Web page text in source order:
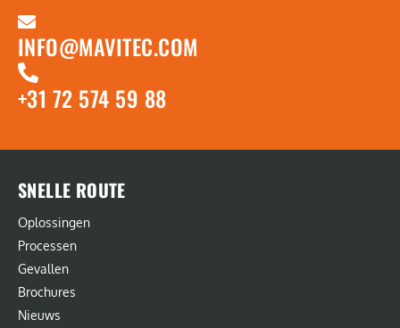
INFO@MAVITEC.COM
+31 72 574 59 88
SNELLE ROUTE
Oplossingen
Processen
Gevallen
Brochures
Nieuws